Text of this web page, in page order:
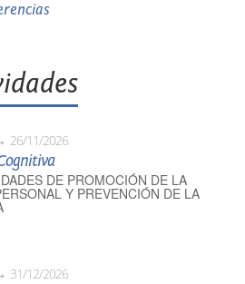
26/11/2026
DE PROMOCIÓN DE LA
Y PREVENCIÓN DE LA
31/12/2026